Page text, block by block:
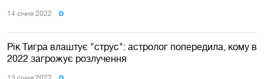
14 сiчня 2022
Рiк Тигра влаштує "струс": астролог попередила, кому в
2022 загрожує розлучення